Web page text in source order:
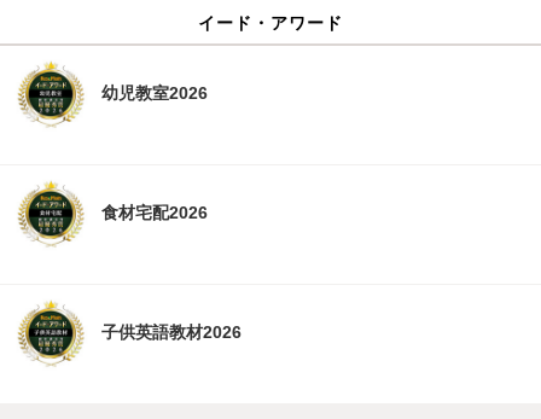
イード・アワード
幼児教室2026
食材宅配2026
子供英語教材2026